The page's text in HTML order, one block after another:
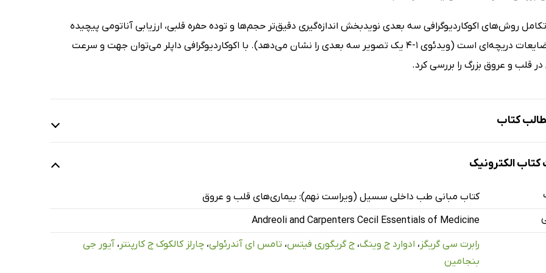
روش‌های اکوکاردیوگرافی سه بعدی نویدبخش اندازه‌گیری دقیق‌تر حجم‌ها و توده حفره قلبی، ارزیابی آناتومی پیچیده
هندسی و ضایعات دریچه‌ای است (ویدئوی 1-4 یک تصویر سه بعدی را نشان می‌دهد). با اکوکاردیوگرافی داپلر می‌توان جهت و سرعت
قلب و عروق بزرگ را بررسی کرد.
کتاب
قلب و عروق طبیعی
الکترونیک
کتاب مبانی طب داخلی سسیل (ویراست نهم): بیماری‌های قلب و عروق
Andreoli and Carpenters Cecil Essentials of Medicine
رابرت سی گریگز ، ادوارد ج وینگ، ج گریگوری فیتس، تامس ای آندرئولی، چارلز کالکوک ج کارپنتر ، آیور جی
بنجامین